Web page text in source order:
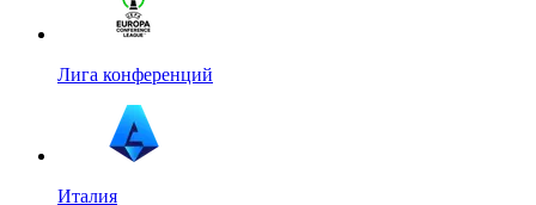
Лига конференций
Италия